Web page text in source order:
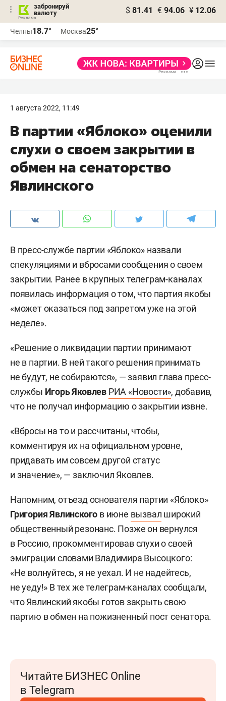
забронируй
валюту
$ 81.41 € 94.06 ¥ 12.06
Челны18.7° Москва25°
1 августа 2022, 11:49
В партии «Яблоко» оценили
слухи о своем закрытии в
обмен на сенаторство
Явлинского
В пресс-службе партии «Яблоко» назвали
спекуляциями и вбросами сообщения о своем
закрытии. Ранее в крупных телеграм-каналах
появилась информация о том, что партия якобы
«может оказаться под запретом уже на этой
неделе».
«Решение о ликвидации партии принимают
не в партии. В ней такого решения принимать
не будут, не собираются», — заявил глава пресс-
службы Игорь Яковлев РИА «Новости», добавив,
что не получал информацию о закрытии извне.
«Вбросы на то и рассчитаны, чтобы,
комментируя их на официальном уровне,
придавать им совсем другой статус
и значение», — заключил Яковлев.
Напомним, отъезд основателя партии «Яблоко»
Григория Явлинского в июне вызвал широкий
общественный резонанс. Позже он вернулся
в Россию, прокомментировав слухи о своей
эмиграции словами Владимира Высоцкого:
«Не волнуйтесь, я не уехал. И не надейтесь,
не уеду!» В тех же телеграм-каналах сообщали,
что Явлинский якобы готов закрыть свою
партию в обмен на пожизненный пост сенатора.
Читайте БИЗНЕС Online
в Telegram